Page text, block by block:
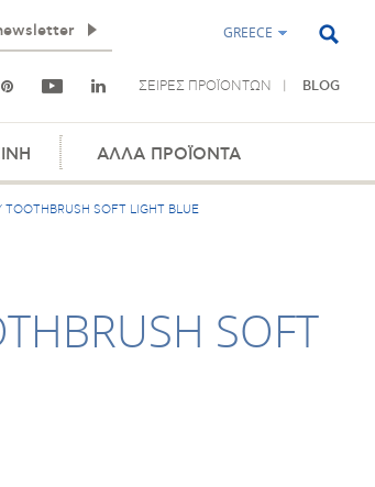
GREECE
ΣΕΙΡΕΣ ΠΡΟΪΟΝΤΩΝ BLOG
ΑΛΛΑ ΠΡΟΪΟΝΤΑ
TOOTHBRUSH SOFT LIGHT BLUE
SOFT